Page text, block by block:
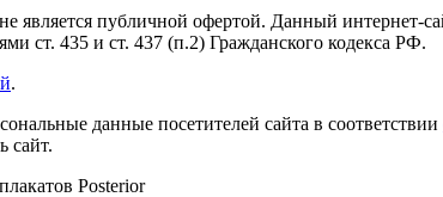
является публичной офертой. Данный
ст. 435 и ст. 437 (п.2) Гражданского кодекса РФ.
.
данные посетителей сайта в соответствии
сайт.
Posterior